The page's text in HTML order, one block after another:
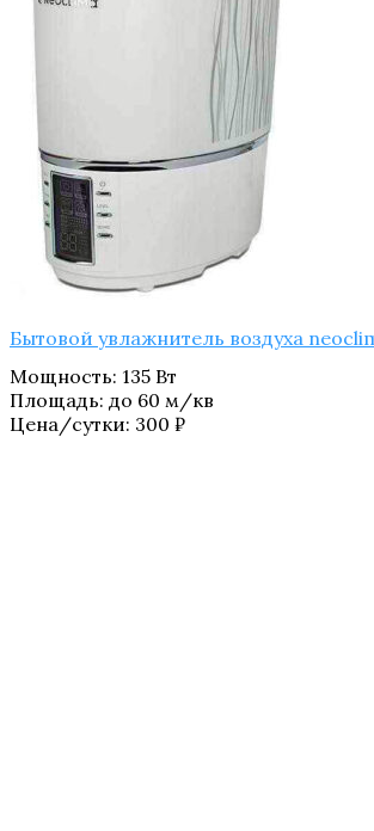
Бытовой увлажнитель воздуха
Мощность: 135 Вт
Площадь: до 60 м/кв
Цена/сутки: 300 ₽